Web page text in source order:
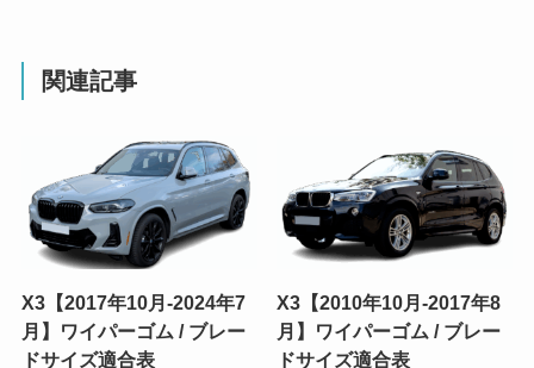
関連記事
X3【2017年10月-2024年7
月】ワイパーゴム / ブレー
ドサイズ適合表
X3【2010年10月-2017年8
月】ワイパーゴム / ブレー
ドサイズ適合表